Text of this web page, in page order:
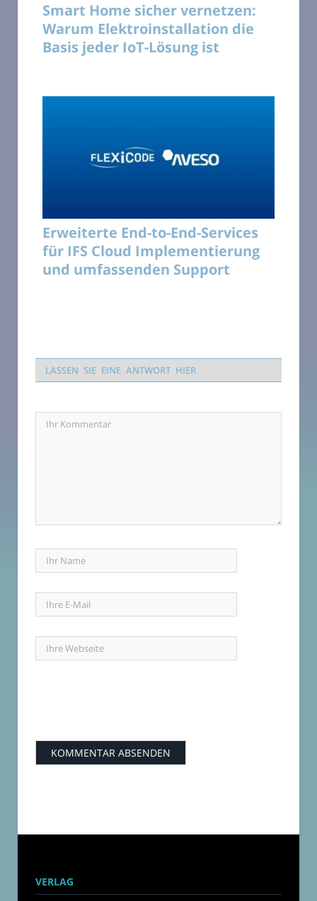
Smart Home sicher vernetzen:
Warum Elektroinstallation die
Basis jeder IoT-Lösung ist
Erweiterte End-to-End-Services
für IFS Cloud Implementierung
und umfassenden Support
LASSEN SIE EINE ANTWORT HIER
VERLAG